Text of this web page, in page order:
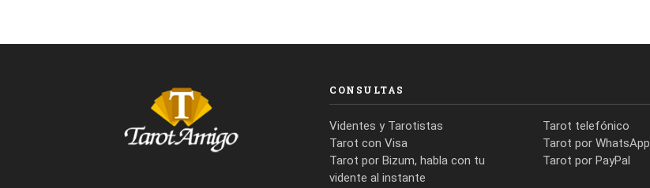
CONSULTAS
Videntes y Tarotistas
Tarot con Visa
Tarot por Bizum, habla con tu
vidente al instante
Tarot telefónico
Tarot por WhatsApp
Tarot por PayPal